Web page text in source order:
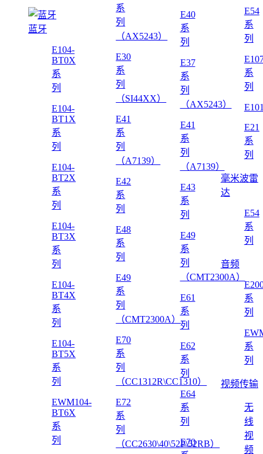
蓝牙
E104-
BT0X
系
列
E104-
BT1X
系
列
E104-
BT2X
系
列
E104-
BT3X
系
列
E104-
BT4X
系
列
E104-
BT5X
系
列
EWM104-
BT6X
系
列
系
列
（AX5243）
E30
系
列
（SI44XX）
E41
系
列
（A7139）
E42
系
列
E48
系
列
E49
系
列
（CMT2300A）
E70
系
列
（CC1312R\CC1310）
E72
系
列
（CC2630\40\52P\52RB）
E40
系
列
E37
系
列
（AX5243）
E41
系
列
（A7139）
E43
系
列
E49
系
列
（CMT2300A）
E61
系
列
E62
系
列
E64
系
列
E70
E54
系
列
系
列
E21
系
列
毫米波雷
达
E54
系
列
音频
系
列
系
列
视频传输
无
线
视
频